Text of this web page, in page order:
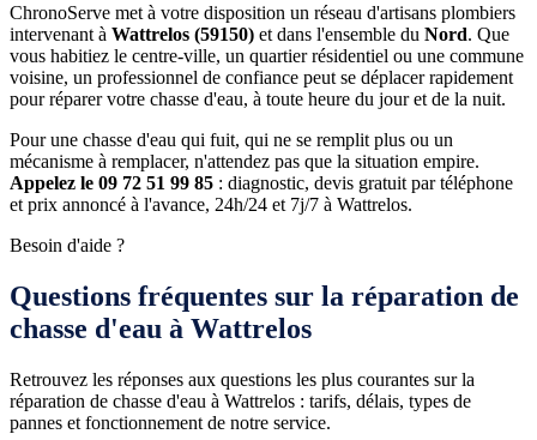
ChronoServe met à votre disposition un réseau d'artisans plombiers
intervenant à Wattrelos (59150) et dans l'ensemble du Nord. Que
vous habitiez le centre-ville, un quartier résidentiel ou une commune
voisine, un professionnel de confiance peut se déplacer rapidement
pour réparer votre chasse d'eau, à toute heure du jour et de la nuit.
Pour une chasse d'eau qui fuit, qui ne se remplit plus ou un
mécanisme à remplacer, n'attendez pas que la situation empire.
Appelez le 09 72 51 99 85 : diagnostic, devis gratuit par téléphone
et prix annoncé à l'avance, 24h/24 et 7j/7 à Wattrelos.
Besoin d'aide ?
Questions fréquentes sur la réparation de
chasse d'eau à Wattrelos
Retrouvez les réponses aux questions les plus courantes sur la
réparation de chasse d'eau à Wattrelos : tarifs, délais, types de
pannes et fonctionnement de notre service.